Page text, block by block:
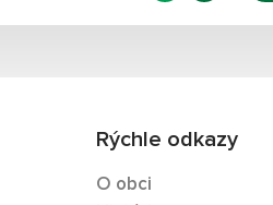
Rýchle odkazy
O obci